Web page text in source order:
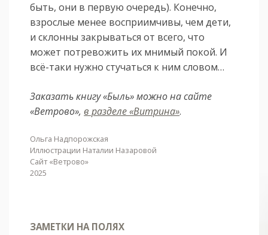
быть, они в первую очередь). Конечно,
взрослые менее восприимчивы, чем дети,
и склонны закрываться от всего, что
может потревожить их мнимый покой. И
всё-таки нужно стучаться к ним словом…
Заказать книгу «Быль» можно на сайте
«Ветрово»,в разделе «Витрина».
Ольга Надпорожская
Иллюстрации Наталии Назаровой
Сайт «Ветрово»
2025
ЗАМЕТКИ НА ПОЛЯХ